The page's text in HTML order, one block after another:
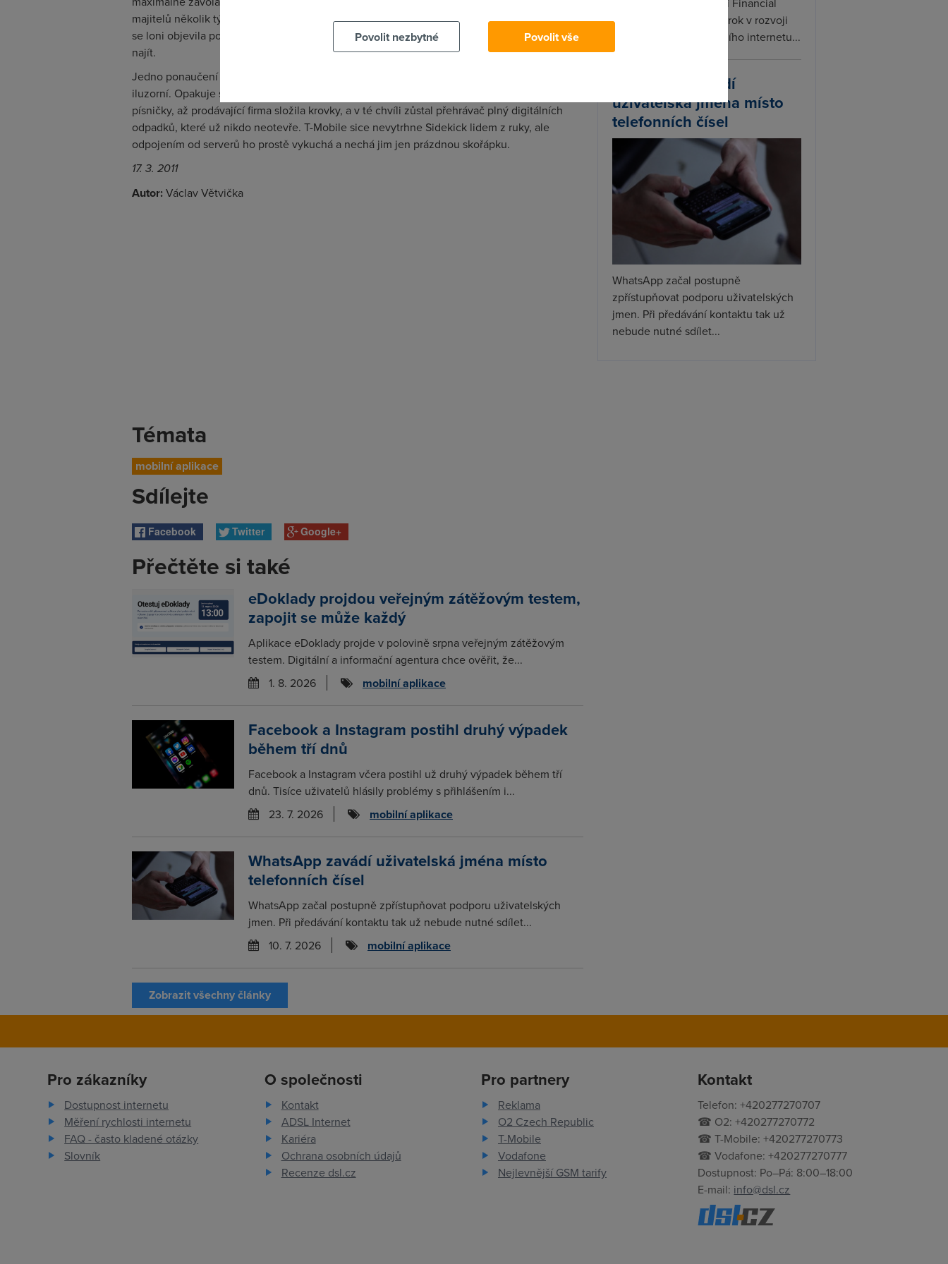
majitelů několik týdnů bez přístupu ke svým datům, začal Sidekicku zvonit umíráček, proto
se loni objevila poslední verze. Navíc většinu dat se mágům z Redmondu nikdy nepodařilo
najít.
Jedno ponaučení z toho ale plyne – služby založené na cloudu jsou do značné míry
iluzorní. Opakuje se totiž situace, kdy se tak dlouho on-linově prodávaly digitálně chráněné
písničky, až prodávající firma složila krovky, a v té chvíli zůstal přehrávač plný digitálních
odpadků, které už nikdo neotevře. T-Mobile sice nevytrhne Sidekick lidem z ruky, ale
odpojením od serverů ho prostě vykuchá a nechá jim jen prázdnou skořápku.
17. 3. 2011
Autor: Václav Větvička
Témata
mobilní aplikace
Sdílejte
Facebook Twitter Google+
Přečtěte si také
eDoklady projdou veřejným zátěžovým testem,
zapojit se může každý
Aplikace eDoklady projde v polovině srpna veřejným zátěžovým
testem. Digitální a informační agentura chce ověřit, že...
1. 8. 2026
mobilní aplikace
Facebook a Instagram postihl druhý výpadek
během tří dnů
Facebook a Instagram včera postihl už druhý výpadek během tří
dnů. Tisíce uživatelů hlásily problémy s přihlášením i...
23. 7. 2026
mobilní aplikace
WhatsApp zavádí uživatelská jména místo
telefonních čísel
WhatsApp začal postupně zpřístupňovat podporu uživatelských
jmen. Při předávání kontaktu tak už nebude nutné sdílet...
10. 7. 2026
mobilní aplikace
Zobrazit všechny články
Times připravuje další krok v rozvoji
Starlinku. Vedle satelitního internetu...
WhatsApp zavádí
uživatelská jména místo
telefonních čísel
WhatsApp začal postupně
zpřístupňovat podporu uživatelských
jmen. Při předávání kontaktu tak už
nebude nutné sdílet...
Pro zákazníky
Dostupnost internetu
Měření rychlosti internetu
FAQ - často kladené otázky
Slovník
O společnosti
Kontakt
ADSL Internet
Kariéra
Ochrana osobních údajů
Recenze dsl.cz
Pro partnery
Reklama
O2 Czech Republic
T-Mobile
Vodafone
Nejlevnější GSM tarify
Kontakt
Telefon: +420277270707
☎ O2: +420277270772
☎ T-Mobile: +420277270773
☎ Vodafone: +420277270777
Dostupnost: Po–Pá: 8:00–18:00
E-mail: info@dsl.cz
Povolit nezbytné
Povolit vše